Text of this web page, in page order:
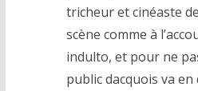
tricheur et cinéaste
scène comme à
indulto, et pour ne
public dacquois va